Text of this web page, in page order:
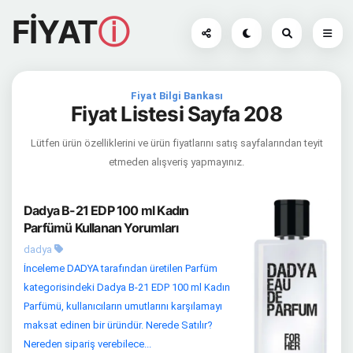
FİYATⓘ
Fiyat Bilgi Bankası
Fiyat Listesi Sayfa 208
Lütfen ürün özelliklerini ve ürün fiyatlarını satış sayfalarından teyit
etmeden alışveriş yapmayınız.
Dadya B-21 EDP 100 ml Kadın
Parfümü Kullanan Yorumları
dadya
İnceleme DADYA tarafından üretilen Parfüm
kategorisindeki Dadya B-21 EDP 100 ml Kadın
Parfümü, kullanıcıların umutlarını karşılamayı
maksat edinen bir üründür. Nerede Satılır?
Nereden sipariş verebilece...